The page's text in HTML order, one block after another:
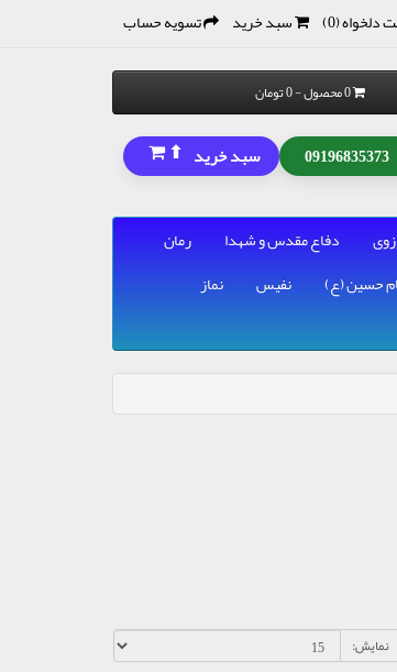
دلخواه (0) سبد خرید تسویه حساب
0 محصول - 0 تومان
09196835373 سبد خرید ⬆
دفاع مقدس و شهدا
رمان
حسین (ع) نفیس
نماز
نمایش: